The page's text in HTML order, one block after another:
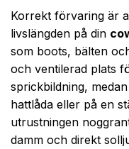
Korrekt förvaring är
livslängden på din
som boots, bälten
och ventilerad plats
sprickbildning,
hattlåda eller på en
utrustningen
damm och direkt